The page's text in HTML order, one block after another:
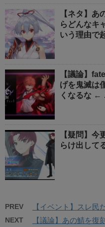
【ネタ】あ
らどんなキ
いう理由で
【議論】
げを鬼滅は
くなるな ←
【疑問】今
らけ出して
PREV 【イベント】スレ民
NEXT
【議論】あの鯖を復